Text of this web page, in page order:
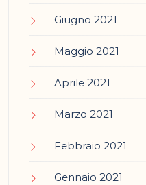
Giugno 2021
Maggio 2021
Aprile 2021
Marzo 2021
Febbraio 2021
Gennaio 2021